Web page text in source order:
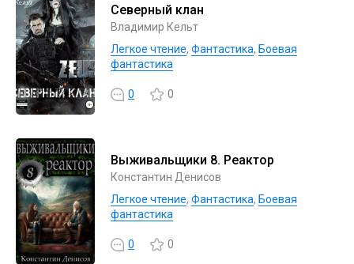
Северный клан
Владимир Кельт
Легкое чтение, Фантастика, Боевая
фантастика
0 0
Выживальщики 8. Реактор
Константин Денисов
Легкое чтение, Фантастика, Боевая
фантастика
0 0